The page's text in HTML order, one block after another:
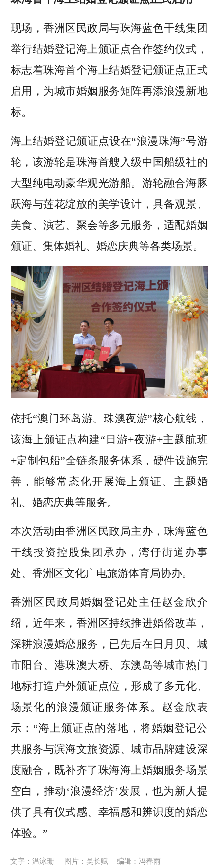
现场，香洲区民政局与珠海蓝色干线集团
举行结婚登记海上颁证点合作签约仪式，
标志着珠海首个海上结婚登记颁证点正式
启用，为城市婚姻服务矩阵再添浪漫新地
标。
海上结婚登记颁证点设在“浪漫珠海”号游
轮，该游轮是珠海首艘入级中国船级社的
大型纯电动豪华观光游船。游轮融合海豚
跃海与莲花绽放的美学设计，具备观景、
美食、演艺、聚会等多元服务，适配婚姻
颁证、集体婚礼、婚恋庆典等各类场景。
依托“澳门环岛游、珠澳夜游”核心航线，
该海上颁证点构建“日游+夜游+主题航班
+定制包船”全链条服务体系，硬件设施完
善，能够常态化开展海上颁证、主题婚
礼、婚恋庆典等服务。
本次活动由香洲区民政局主办，珠海蓝色
干线投资控股集团承办，湾仔街道办事
处、香洲区文化广电旅游体育局协办。
香洲区民政局婚姻登记处主任赵金欣介
绍，近年来，香洲区持续推进婚俗改革，
深耕浪漫婚恋服务，已先后在日月贝、城
市阳台、港珠澳大桥、东澳岛等城市热门
地标打造户外颁证点位，形成了多元化、
场景化的浪漫颁证服务体系。赵金欣表
示：“海上颁证点的落地，将婚姻登记公
共服务与滨海文旅资源、城市品牌建设深
度融合，既补齐了珠海海上婚姻服务场景
空白，推动‘浪漫经济’发展，也为新人提
供了具有仪式感、幸福感和辨识度的婚恋
体验。”
文字：温泳珊 图片：吴长赋
编辑：冯春雨